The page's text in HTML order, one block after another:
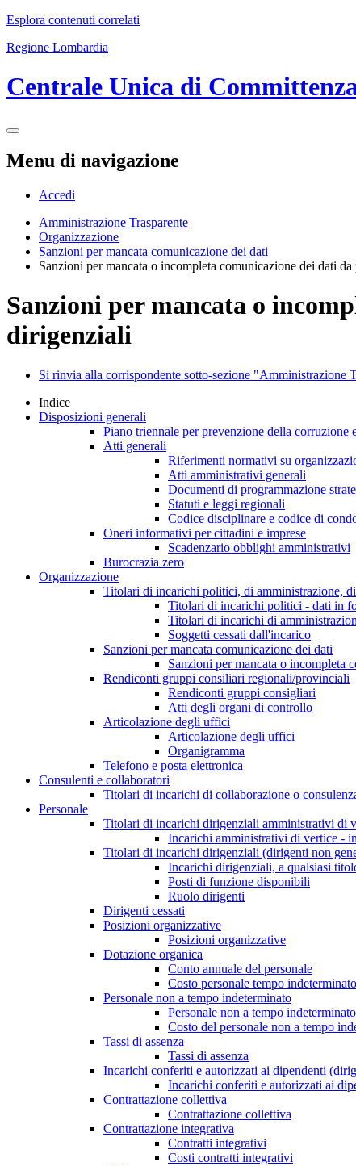
Esplora contenuti correlati
Regione Lombardia
Centrale Unica di
Menu di navigazione
Accedi
Amministrazione Trasparente
Organizzazione
Sanzioni per mancata comunicazione dei dati
Sanzioni per mancata o incompleta comunicazione dei dati
Sanzioni per mancata o
dirigenziali
Si rinvia alla corrispondente sotto-sezione "Amministrazione
Indice
Disposizioni generali
Piano triennale per prevenzione della corruzione
Atti generali
Riferimenti normativi su
Atti amministrativi generali
Documenti di programmazione
Statuti e leggi regionali
Codice disciplinare e codice di
Oneri informativi per cittadini e imprese
Scadenzario obblighi amministrativi
Burocrazia zero
Organizzazione
Titolari di incarichi politici, di amministrazione,
Titolari di incarichi politici - dati in
Titolari di incarichi di
Soggetti cessati dall'incarico
Sanzioni per mancata comunicazione dei dati
Sanzioni per mancata o incompleta
Rendiconti gruppi consiliari regionali/provinciali
Rendiconti gruppi consigliari
Atti degli organi di controllo
Articolazione degli uffici
Articolazione degli uffici
Organigramma
Telefono e posta elettronica
Consulenti e collaboratori
Titolari di incarichi di collaborazione o
Personale
Titolari di incarichi dirigenziali amministrativi di
Incarichi amministrativi di vertice -
Titolari di incarichi dirigenziali (dirigenti non
Incarichi dirigenziali, a qualsiasi
Posti di funzione disponibili
Ruolo dirigenti
Dirigenti cessati
Posizioni organizzative
Posizioni organizzative
Dotazione organica
Conto annuale del personale
Costo personale tempo indeterminato
Personale non a tempo indeterminato
Personale non a tempo
Costo del personale non a tempo
Tassi di assenza
Tassi di assenza
Incarichi conferiti e autorizzati ai dipendenti
Incarichi conferiti e autorizzati ai
Contrattazione collettiva
Contrattazione collettiva
Contrattazione integrativa
Contratti integrativi
Costi contratti integrativi